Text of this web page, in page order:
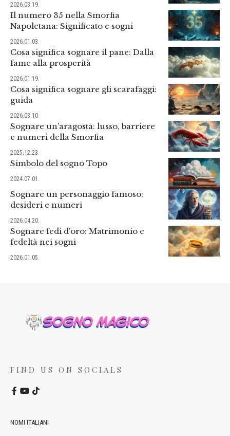
2026.03.19.
Il numero 35 nella Smorfia
Napoletana: Significato e sogni
2026.01.03.
Cosa significa sognare il pane: Dalla
fame alla prosperità
2026.01.19.
Cosa significa sognare gli scarafaggi:
guida
2026.03.10.
Sognare un’aragosta: lusso, barriere
e numeri della Smorfia
2025.12.23.
Simbolo del sogno Topo
2024.07.01.
Sognare un personaggio famoso:
desideri e numeri
2026.04.20.
Sognare fedi d’oro: Matrimonio e
fedeltà nei sogni
2026.01.05.
FIND US ON SOCIALS
NOMI ITALIANI